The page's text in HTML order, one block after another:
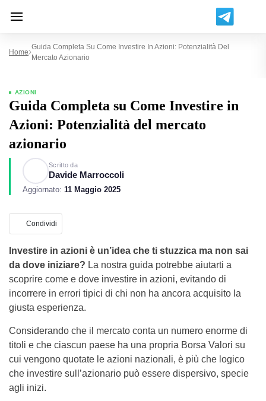
Home
Guida Completa Su Come Investire In Azioni: Potenzialità Del
Mercato Azionario
AZIONI
Guida Completa su Come Investire in
Azioni: Potenzialità del mercato
azionario
Scritto da
Davide Marroccoli
Aggiornato: 11 Maggio 2025
Condividi
Investire in azioni è un’idea che ti stuzzica ma non sai
da dove iniziare? La nostra guida potrebbe aiutarti a
scoprire come e dove investire in azioni, evitando di
incorrere in errori tipici di chi non ha ancora acquisito la
giusta esperienza.
Considerando che il mercato conta un numero enorme di
titoli e che ciascun paese ha una propria Borsa Valori su
cui vengono quotate le azioni nazionali, è più che logico
che investire sull’azionario può essere dispersivo, specie
agli inizi.